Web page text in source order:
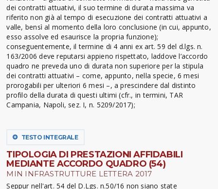
dei contratti attuativi, il suo termine di durata massima va
riferito non già al tempo di esecuzione dei contratti attuativi a
valle, bensì al momento della loro conclusione (in cui, appunto,
esso assolve ed esaurisce la propria funzione);
conseguentemente, il termine di 4 anni ex art. 59 del d.lgs. n.
163/2006 deve reputarsi appieno rispettato, laddove l’accordo
quadro ne preveda uno di durata non superiore per la stipula
dei contratti attuativi – come, appunto, nella specie, 6 mesi
prorogabili per ulteriori 6 mesi –, a prescindere dal distinto
profilo della durata di questi ultimi (cfr., in termini, TAR
Campania, Napoli, sez. I, n. 5209/2017);
TESTO INTEGRALE
TIPOLOGIA DI PRESTAZIONI AFFIDABILI
MEDIANTE ACCORDO QUADRO (54)
MIN INFRASTRUTTURE LETTERA 2017
Seppur nell'art. 54 del D.Lgs. n.50/16 non siano state